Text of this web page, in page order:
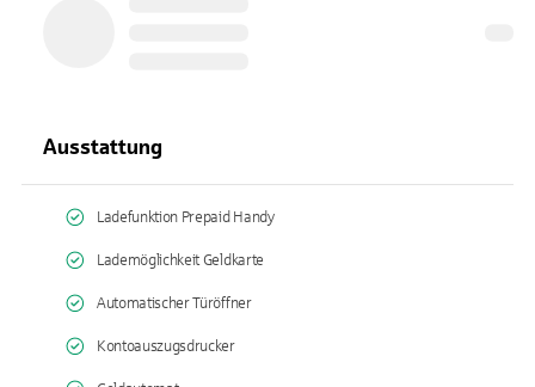
Ausstattung
Ladefunktion Prepaid Handy
Lademöglichkeit Geldkarte
Automatischer Türöffner
Kontoauszugsdrucker